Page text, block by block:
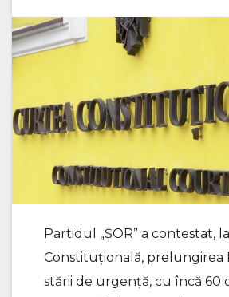
Partidul „ȘOR” a contestat,
Constituțională, prelungirea
stării de urgență, cu încă 60